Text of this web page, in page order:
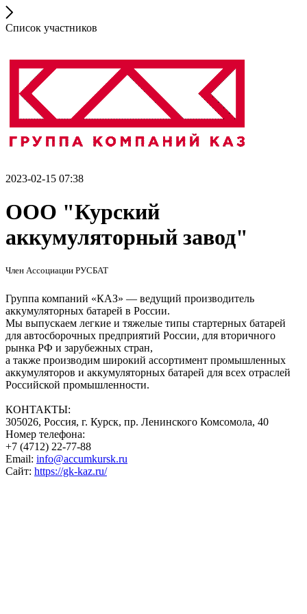
Список участников
2023-02-15 07:38
ООО "Курский
аккумуляторный завод"
Член Ассоциации РУСБАТ
Группа компаний «КАЗ» — ведущий производитель
аккумуляторных батарей в России.
Мы выпускаем легкие и тяжелые типы стартерных батарей
для автосборочных предприятий России, для вторичного
рынка РФ и зарубежных стран,
а также производим широкий ассортимент промышленных
аккумуляторов и аккумуляторных батарей для всех отраслей
Российской промышленности.
КОНТАКТЫ:
305026, Россия, г. Курск, пр. Ленинского Комсомола, 40
Номер телефона:
+7 (4712) 22-77-88
Email: info@accumkursk.ru
Сайт: https://gk-kaz.ru/